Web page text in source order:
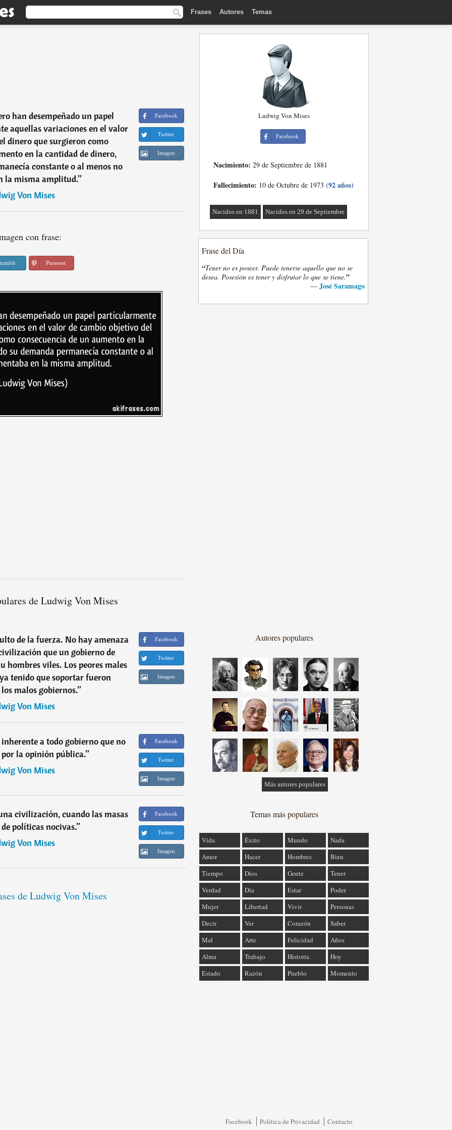
Frases Autores Temas
han desempeñado un papel
aquellas variaciones en el valor
dinero que surgieron como
en la cantidad de dinero,
constante o al menos no
la misma amplitud.”
Von Mises
Facebook
Twitter
Imagen
con frase:
tumblr Pinterest
de Ludwig Von Mises
de la fuerza. No hay amenaza
que un gobierno de
hombres viles. Los peores males
tenido que soportar fueron
malos gobiernos.”
Von Mises
Facebook
Twitter
Imagen
a todo gobierno que no
la opinión pública.”
Von Mises
Facebook
Twitter
Imagen
civilización, cuando las masas
políticas nocivas.”
Von Mises
Facebook
Twitter
Imagen
de Ludwig Von Mises
Ludwig Von Mises
Facebook
Nacimiento: 29 de Septiembre de 1881
Fallecimiento: 10 de Octubre de 1973 (92 años)
Nacidos en 1881 Nacidos en 29 de Septiembre
Frase del Día
“Tener no es poseer. Puede tenerse aquello que no se
desea. Posesión es tener y disfrutar lo que se tiene.”
— José Saramago
Autores populares
Más autores populares
Temas más populares
Vida Éxito Mundo
Nada
Amor
Hacer Hombres
Bien
Tiempo
Dios Gente
Tener
Verdad
Día Estar
Poder
Mujer
Libertad Vivir
Personas
Decir
Ver Corazón
Saber
Mal
Arte Felicidad
Años
Alma
Trabajo Historia
Hoy
Estado
Razón Pueblo Momento
Facebook Política de Privacidad Contacto